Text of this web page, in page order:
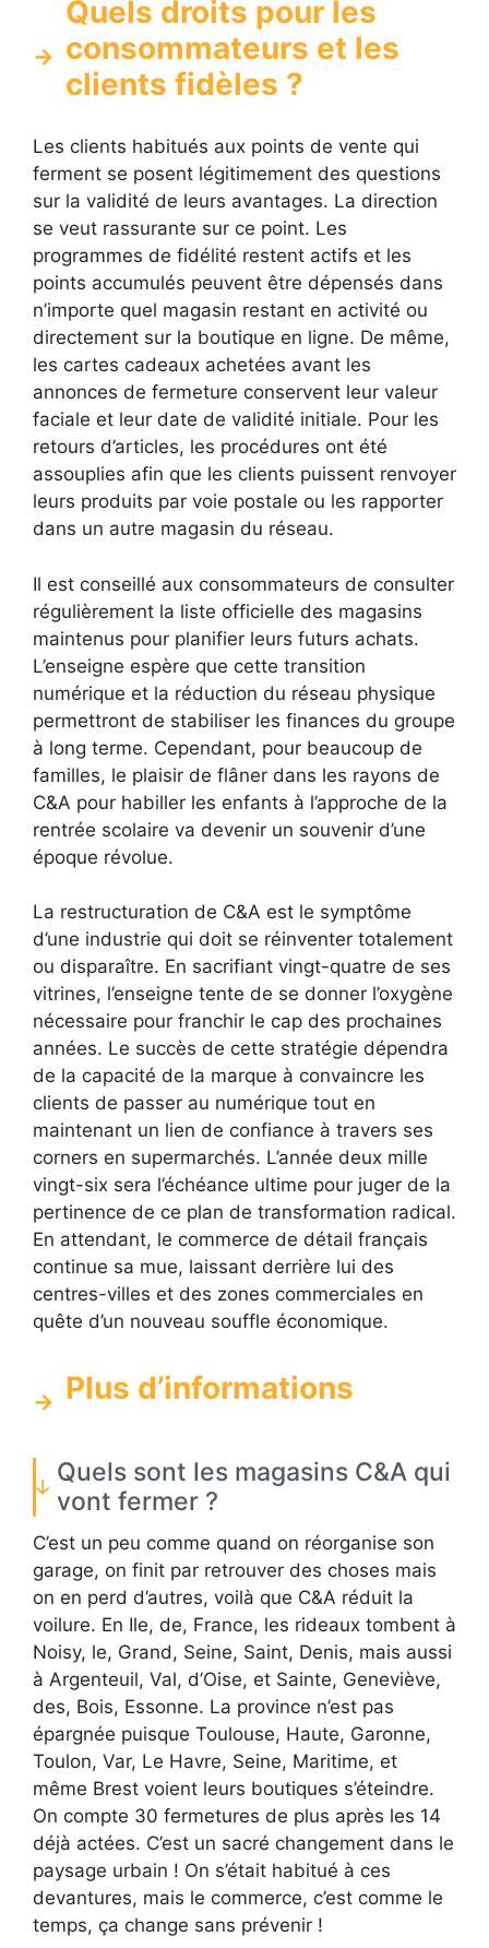
Quels droits pour les
consommateurs et les
clients fidèles ?
Les clients habitués aux points de vente qui
ferment se posent légitimement des questions
sur la validité de leurs avantages. La direction
se veut rassurante sur ce point. Les
programmes de fidélité restent actifs et les
points accumulés peuvent être dépensés dans
n’importe quel magasin restant en activité ou
directement sur la boutique en ligne. De même,
les cartes cadeaux achetées avant les
annonces de fermeture conservent leur valeur
faciale et leur date de validité initiale. Pour les
retours d’articles, les procédures ont été
assouplies afin que les clients puissent renvoyer
leurs produits par voie postale ou les rapporter
dans un autre magasin du réseau.
Il est conseillé aux consommateurs de consulter
régulièrement la liste officielle des magasins
maintenus pour planifier leurs futurs achats.
L’enseigne espère que cette transition
numérique et la réduction du réseau physique
permettront de stabiliser les finances du groupe
à long terme. Cependant, pour beaucoup de
familles, le plaisir de flâner dans les rayons de
C&A pour habiller les enfants à l’approche de la
rentrée scolaire va devenir un souvenir d’une
époque révolue.
La restructuration de C&A est le symptôme
d’une industrie qui doit se réinventer totalement
ou disparaître. En sacrifiant vingt-quatre de ses
vitrines, l’enseigne tente de se donner l’oxygène
nécessaire pour franchir le cap des prochaines
années. Le succès de cette stratégie dépendra
de la capacité de la marque à convaincre les
clients de passer au numérique tout en
maintenant un lien de confiance à travers ses
corners en supermarchés. L’année deux mille
vingt-six sera l’échéance ultime pour juger de la
pertinence de ce plan de transformation radical.
En attendant, le commerce de détail français
continue sa mue, laissant derrière lui des
centres-villes et des zones commerciales en
quête d’un nouveau souffle économique.
Plus d’informations
Quels sont les magasins C&A qui
vont fermer ?
C’est un peu comme quand on réorganise son
garage, on finit par retrouver des choses mais
on en perd d’autres, voilà que C&A réduit la
voilure. En Ile, de, France, les rideaux tombent à
Noisy, le, Grand, Seine, Saint, Denis, mais aussi
à Argenteuil, Val, d’Oise, et Sainte, Geneviève,
des, Bois, Essonne. La province n’est pas
épargnée puisque Toulouse, Haute, Garonne,
Toulon, Var, Le Havre, Seine, Maritime, et
même Brest voient leurs boutiques s’éteindre.
On compte 30 fermetures de plus après les 14
déjà actées. C’est un sacré changement dans le
paysage urbain ! On s’était habitué à ces
devantures, mais le commerce, c’est comme le
temps, ça change sans prévenir !